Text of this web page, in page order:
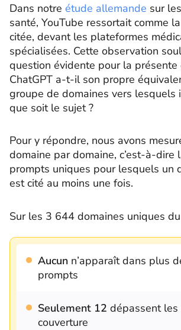
Dans notre étude allemande sur
santé, YouTube ressortait comme
citée, devant les plateformes
spécialisées. Cette observation
question évidente pour la présente
ChatGPT a-t-il son propre
groupe de domaines vers lesquels
que soit le sujet ?
Pour y répondre, nous avons
domaine par domaine, c’est-à-dire
prompts uniques pour lesquels un
est cité au moins une fois.
Sur les 3 644 domaines uniques
Aucun n’apparaît dans plus
prompts
Seulement 12 dépassent
couverture